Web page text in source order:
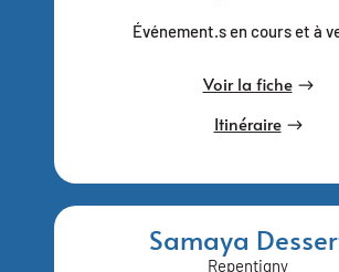
Événement.s en cours et à
Voir la fiche
Itinéraire
Samaya
Repentigny